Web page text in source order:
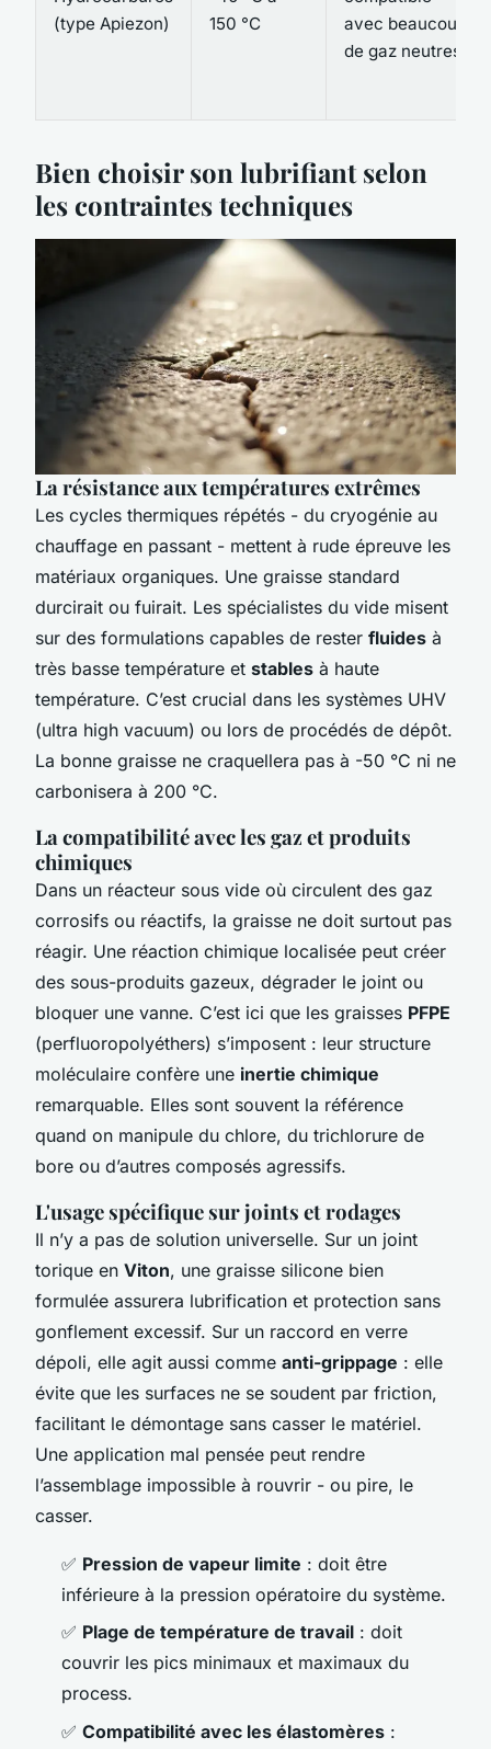
(type Apiezon)
150 °C
avec beaucoup
de gaz neutres
Bien choisir son lubrifiant selon
les contraintes techniques
La résistance aux températures extrêmes
Les cycles thermiques répétés - du cryogénie au
chauffage en passant - mettent à rude épreuve les
matériaux organiques. Une graisse standard
durcirait ou fuirait. Les spécialistes du vide misent
sur des formulations capables de rester fluides à
très basse température et stables à haute
température. C’est crucial dans les systèmes UHV
(ultra high vacuum) ou lors de procédés de dépôt.
La bonne graisse ne craquellera pas à -50 °C ni ne
carbonisera à 200 °C.
La compatibilité avec les gaz et produits
chimiques
Dans un réacteur sous vide où circulent des gaz
corrosifs ou réactifs, la graisse ne doit surtout pas
réagir. Une réaction chimique localisée peut créer
des sous-produits gazeux, dégrader le joint ou
bloquer une vanne. C’est ici que les graisses PFPE
(perfluoropolyéthers) s’imposent : leur structure
moléculaire confère une inertie chimique
remarquable. Elles sont souvent la référence
quand on manipule du chlore, du trichlorure de
bore ou d’autres composés agressifs.
L'usage spécifique sur joints et rodages
Il n’y a pas de solution universelle. Sur un joint
torique en Viton, une graisse silicone bien
formulée assurera lubrification et protection sans
gonflement excessif. Sur un raccord en verre
dépoli, elle agit aussi comme anti-grippage : elle
évite que les surfaces ne se soudent par friction,
facilitant le démontage sans casser le matériel.
Une application mal pensée peut rendre
l’assemblage impossible à rouvrir - ou pire, le
casser.
✅ Pression de vapeur limite : doit être
inférieure à la pression opératoire du système.
✅ Plage de température de travail : doit
couvrir les pics minimaux et maximaux du
process.
✅ Compatibilité avec les élastomères :